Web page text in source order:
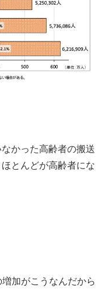
かった高齢者の搬送
とんどが高齢者にな
加がこうなんだから